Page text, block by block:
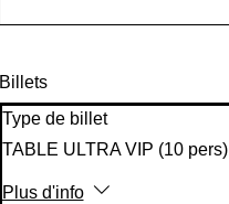
Billets
Type de billet
TABLE ULTRA VIP (10 pers)
Plus d'info